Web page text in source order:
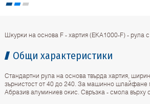
Шкурки на основа F - хартия (ЕКА1000-F) - рула
Общи характеристики
Стандартни рула на основа твърда хартия,
зърнистост от 40 до 240. За машинно шлайфане
Абразив алуминиев окис. Свръзка - смола върху